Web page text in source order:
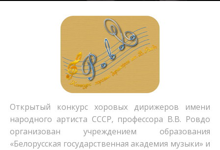
Открытый конкурс хоровых дирижеров имени
народного артиста СССР, профессора В.В. Ровдо
организован учреждением образования
«Белорусская государственная академия музыки» и